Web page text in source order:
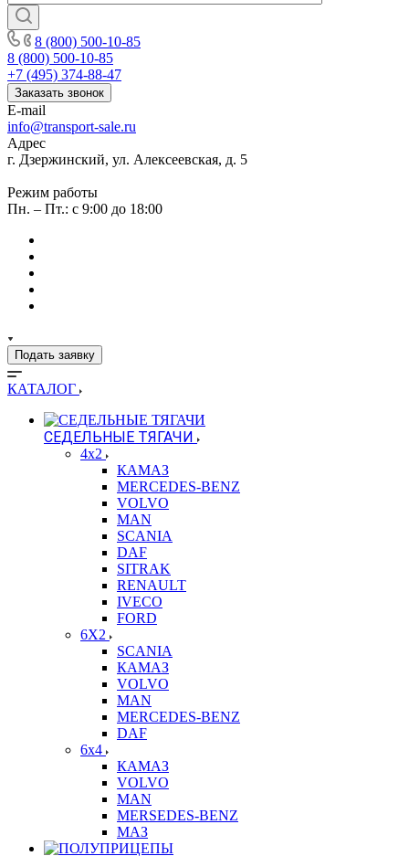
8 (800) 500-10-85
8 (800) 500-10-85
+7 (495) 374-88-47
Заказать звонок
E-mail
info@transport-sale.ru
Адрес
г. Дзержинский, ул. Алексеевская, д. 5
Режим работы
Пн. – Пт.: с 9:00 до 18:00
Подать заявку
КАТАЛОГ
СЕДЕЛЬНЫЕ ТЯГАЧИ
4x2
КАМАЗ
MERCEDES-BENZ
VOLVO
MAN
SCANIA
DAF
SITRAK
RENAULT
IVECO
FORD
6X2
SCANIA
КАМАЗ
VOLVO
MAN
MERCEDES-BENZ
DAF
6x4
КАМАЗ
VOLVO
MAN
MERSEDES-BENZ
МАЗ